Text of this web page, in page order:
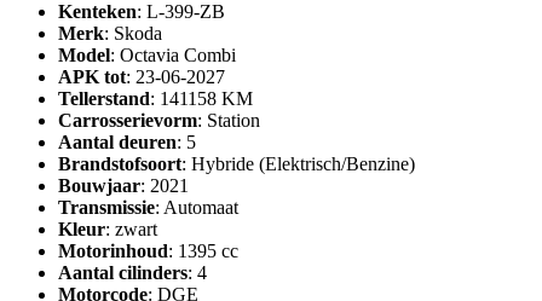
Kenteken: L-399-ZB
Merk: Skoda
Model: Octavia Combi
APK tot: 23-06-2027
Tellerstand: 141158 KM
Carrosserievorm: Station
Aantal deuren: 5
Brandstofsoort: Hybride (Elektrisch/Benzine)
Bouwjaar: 2021
Transmissie: Automaat
Kleur: zwart
Motorinhoud: 1395 cc
Aantal cilinders: 4
Motorcode: DGE